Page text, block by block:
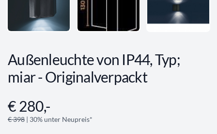
Außenleuchte von IP44, Typ;
miar - Originalverpackt
Angebotsinformationen
€ 280,-
€ 398 | 30% unter Neupreis*